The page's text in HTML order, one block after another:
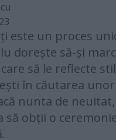
este un proces
dorește să-și
să le reflecte
în căutarea
nunta de neuitat,
obții o